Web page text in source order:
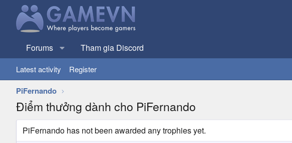
Forums Tham gia Discord
Latest activity Register
PiFernando
Điểm thưởng dành cho PiFernando
PiFernando has not been awarded any trophies yet.